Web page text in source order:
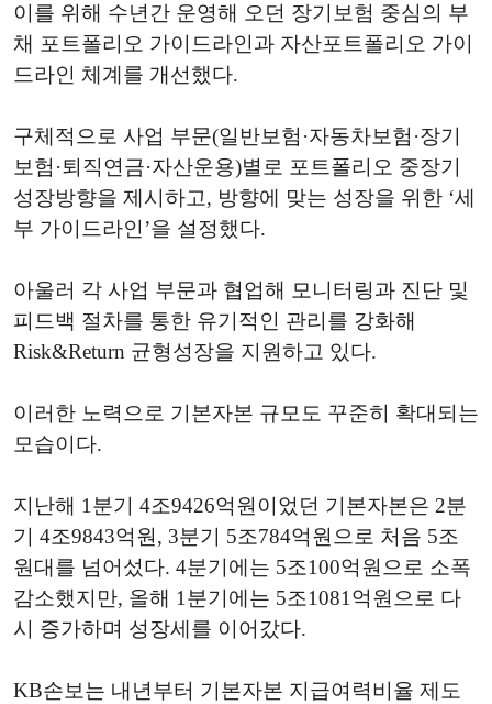
이를 위해 수년간 운영해 오던 장기보험 중심의 부
채 포트폴리오 가이드라인과 자산포트폴리오 가이
드라인 체계를 개선했다.
구체적으로 사업 부문(일반보험·자동차보험·장기
보험·퇴직연금·자산운용)별로 포트폴리오 중장기
성장방향을 제시하고, 방향에 맞는 성장을 위한 ‘세
부 가이드라인’을 설정했다.
아울러 각 사업 부문과 협업해 모니터링과 진단 및
피드백 절차를 통한 유기적인 관리를 강화해
Risk&Return 균형성장을 지원하고 있다.
이러한 노력으로 기본자본 규모도 꾸준히 확대되는
모습이다.
지난해 1분기 4조9426억원이었던 기본자본은 2분
기 4조9843억원, 3분기 5조784억원으로 처음 5조
원대를 넘어섰다. 4분기에는 5조100억원으로 소폭
감소했지만, 올해 1분기에는 5조1081억원으로 다
시 증가하며 성장세를 이어갔다.
KB손보는 내년부터 기본자본 지급여력비율 제도